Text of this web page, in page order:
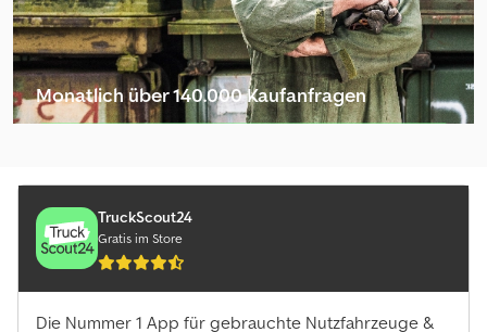
Monatlich über 140.000 Kaufanfragen
TruckScout24
Gratis im Store
Die Nummer 1 App für gebrauchte Nutzfahrzeuge &